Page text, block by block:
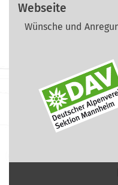
Webseite
Wünsche und